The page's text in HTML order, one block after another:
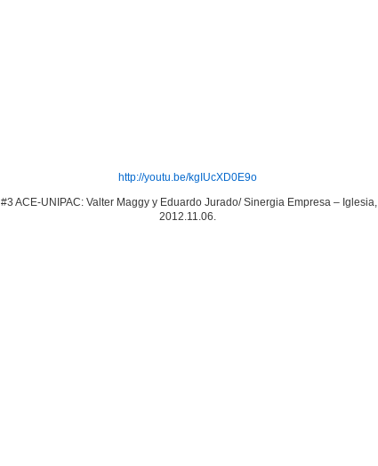
http://youtu.be/kgIUcXD0E9o
#3 ACE-UNIPAC: Valter Maggy y Eduardo Jurado/ Sinergia Empresa – Iglesia,
2012.11.06.